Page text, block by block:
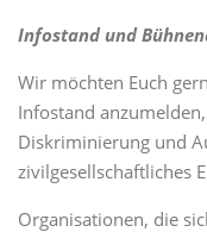
Infostand und
Wir möchten Euch
Infostand
Diskriminierung und
zivilgesellschaftliches
Organisationen, die